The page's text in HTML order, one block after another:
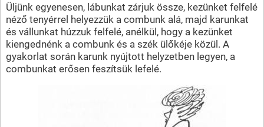
Üljünk egyenesen, lábunkat zárjuk össze, kezünket felfelé
néző tenyérrel helyezzük a combunk alá, majd karunkat
és vállunkat húzzuk felfelé, anélkül, hogy a kezünket
kiengednénk a combunk és a szék ülőkéje közül. A
gyakorlat során karunk nyújtott helyzetben legyen, a
combunkat erősen feszítsük lefelé.